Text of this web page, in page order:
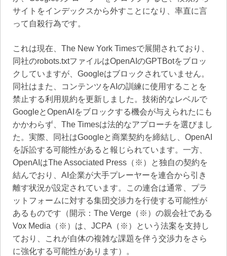
サイトをインデックスから外すことになり、率直に言
って自殺行為です。
これは現在、The New York Timesで展開されており、
同社のrobots.txtファイルはOpenAIのGPTBotをブロッ
クしていますが、Googleはブロックされていません。
同社はまた、コンテンツをAIの訓練に使用することを
禁止する利用規約を更新しました。技術的なレベルで
GoogleとOpenAIをブロックする機会が与えられたにも
かかわらず、The Timesは法的なアプローチを選びまし
た。実際、同社はGoogleと商業契約を締結し、OpenAI
を訴訟する可能性があると報じられています。一方、
OpenAIはThe Associated Press（※）と独自の契約を
結んでおり、AI企業が大手プレーヤーを連合から引き
離す状況が設定されています。この連合は通常、プラ
ットフォームに対する集団交渉力を行使する可能性が
あるものです（開示：The Verge（※）の親会社である
Vox Media（※）は、JCPA（※）という法案を支持し
ており、これが自体の複雑な課題を伴う交渉力をさら
に強化する可能性があります）。